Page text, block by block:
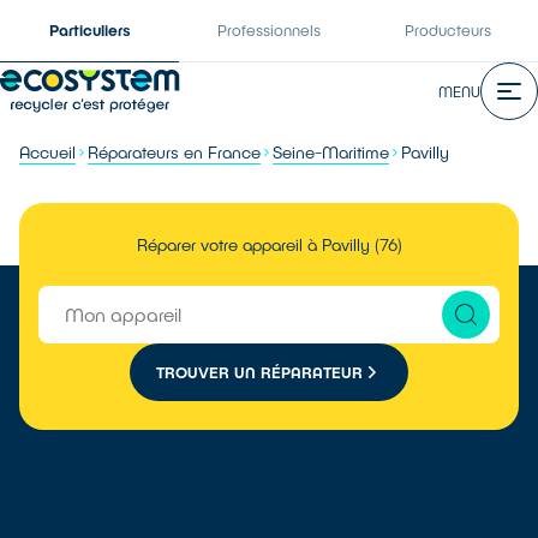
Particuliers Professionnels Producteurs
MENU
Accueil Réparateurs en France Seine-Maritime Pavilly
Réparer votre appareil à Pavilly (76)
TROUVER UN RÉPARATEUR